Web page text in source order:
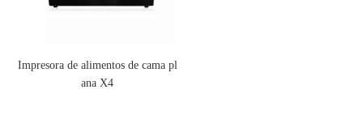
Impresora de alimentos de cama pl
ana X4